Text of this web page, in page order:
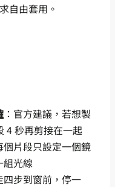
自由套用。
：官方建議，若想製
4 秒再剪接在一起
個片段只設定一個鏡
組光線
四步到窗前，停一